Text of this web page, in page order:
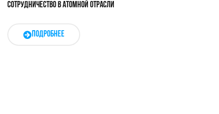
СОТРУДНИЧЕСТВО В АТОМНОЙ ОТРАСЛИ
ПОДРОБНЕЕ